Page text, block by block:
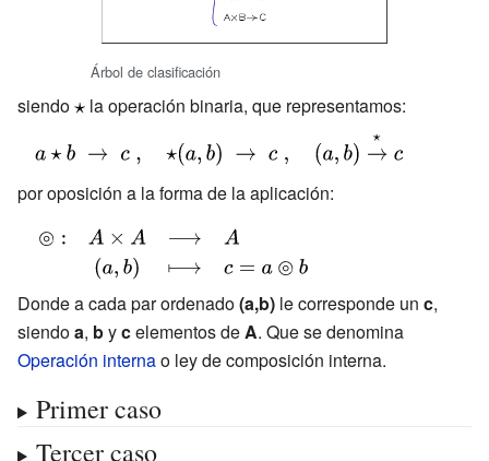
Árbol de clasificación
siendo{\displaystyle
la operación binaria, que representamos:
{\displaystyle
\;c\;,\quad
\star (a,b)\;\to
\;c\;,\quad
(a,b)\;
{\xrightarrow
{\star }}\;c}
por oposición a la forma de la aplicación:
{\displaystyle
{\begin{array}
{rccl}\circledcirc
Donde a cada par ordenado(a,b) le corresponde un c,
siendoa, bycelementos deA. Que se denomina
Operación internao ley de composición interna.
Primer caso
Tercer caso